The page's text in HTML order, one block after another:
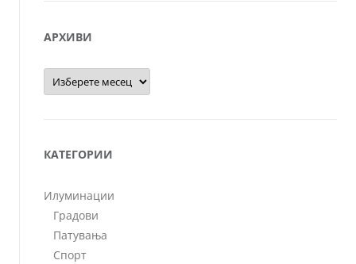
АРХИВИ
Архиви
КАТЕГОРИИ
Илуминации
Градови
Патувања
Спорт